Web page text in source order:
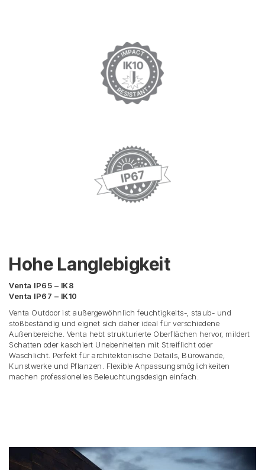
Hohe Langlebigkeit
Venta IP65 – IK8
Venta IP67 – IK10
Venta Outdoor ist außergewöhnlich feuchtigkeits-, staub- und
stoßbeständig und eignet sich daher ideal für verschiedene
Außenbereiche. Venta hebt strukturierte Oberflächen hervor, mildert
Schatten oder kaschiert Unebenheiten mit Streiflicht oder
Waschlicht. Perfekt für architektonische Details, Bürowände,
Kunstwerke und Pflanzen. Flexible Anpassungsmöglichkeiten
machen professionelles Beleuchtungsdesign einfach.